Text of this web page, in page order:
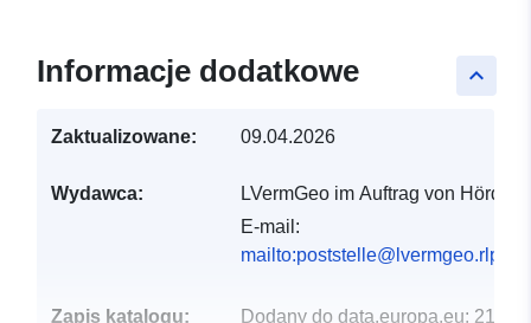
keyboard_arrow_up
Informacje dodatkowe
Zaktualizowane: 09.04.2026
Wydawca:
LVermGeo im Auftrag von Hördt
E-mail:
mailto:poststelle@lvermgeo.rlp.de
Zapis katalogu: Dodany do data.europa.eu: 21